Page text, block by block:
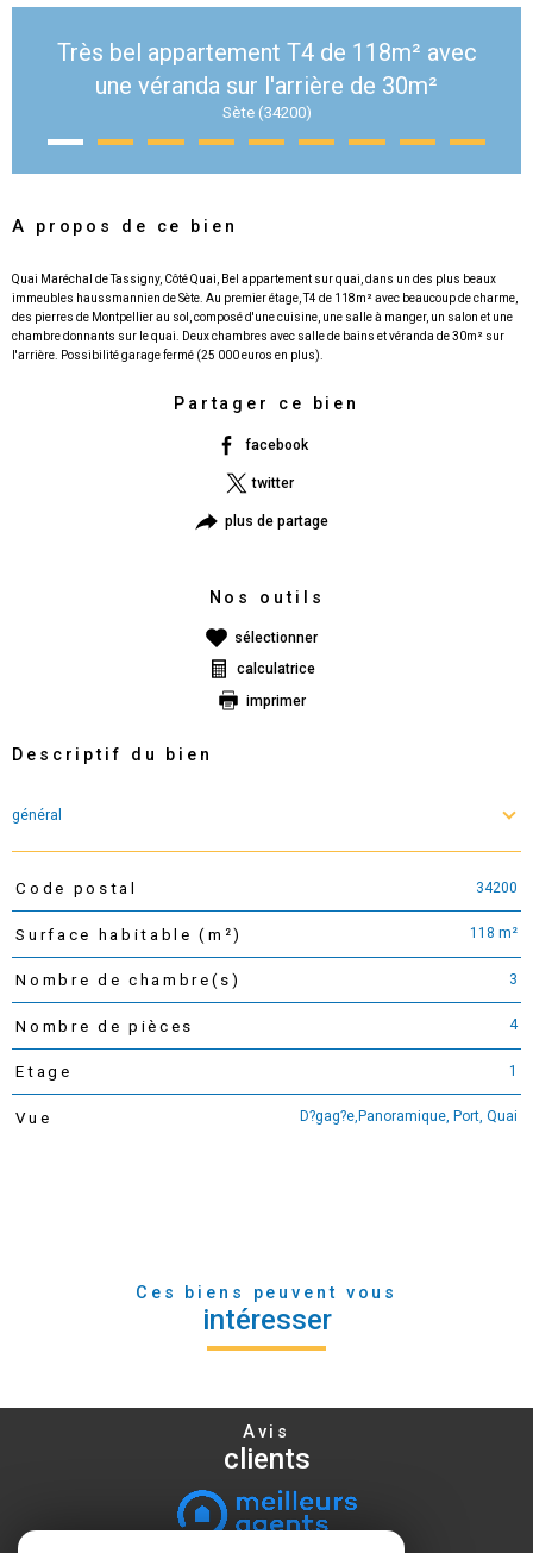
Très bel appartement T4 de 118m² avec
une véranda sur l'arrière de 30m²
Sète (34200)
A propos de ce bien
Quai Maréchal de Tassigny, Côté Quai, Bel appartement sur quai, dans un des plus beaux
immeubles haussmannien de Sète. Au premier étage, T4 de 118m² avec beaucoup de charme,
des pierres de Montpellier au sol, composé d'une cuisine, une salle à manger, un salon et une
chambre donnants sur le quai. Deux chambres avec salle de bains et véranda de 30m² sur
Partager ce bien
facebook
twitter
plus de partage
Nos outils
sélectionner
calculatrice
imprimer
Descriptif du bien
général
TRAD_PAMPERO_Caracteristique
Code postal 34200
Surface habitable (m²) 118 m²
Nombre de chambre(s) 3
Nombre de pièces 4
Etage 1
Vue D?gag?e,Panoramique, Port, Quai
Ces biens peuvent vous
intéresser
Avis
clients